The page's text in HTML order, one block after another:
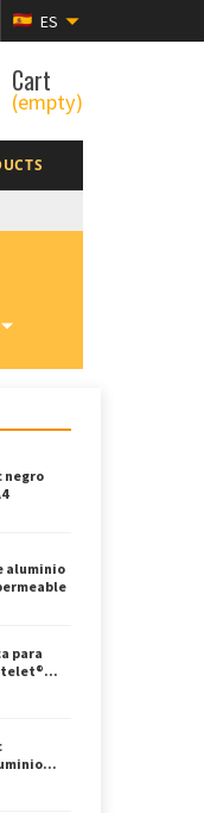
ES
Cart
(empty)
negro
aluminio
para